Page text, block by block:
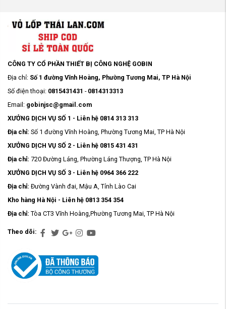
CÔNG TY CỔ PHẦN THIẾT BỊ CÔNG NGHỆ GOBIN
Địa chỉ: Số 1 đường Vĩnh Hoàng, Phường Tương Mai, TP Hà Nội
Số điện thoại: 0815431431 - 0814313313
Email: gobinjsc@gmail.com
XƯỞNG DỊCH VỤ SỐ 1 - Liên hệ 0814 313 313
Địa chỉ: Số 1 đường Vĩnh Hoàng, Phường Tương Mai, TP Hà Nội
XƯỞNG DỊCH VỤ SỐ 2 - Liên hệ 0815 431 431
Địa chỉ: 720 Đường Láng, Phường Láng Thượng, TP Hà Nội
XƯỞNG DỊCH VỤ SỐ 3 - Liên hệ 0964 366 222
Địa chỉ: Đường Vành đai, Mậu A, Tỉnh Lào Cai
Kho hàng Hà Nội - Liên hệ 0813 354 354
Địa chỉ: Tòa CT3 Vĩnh Hoàng,Phường Tương Mai, TP Hà Nội
Theo dõi: